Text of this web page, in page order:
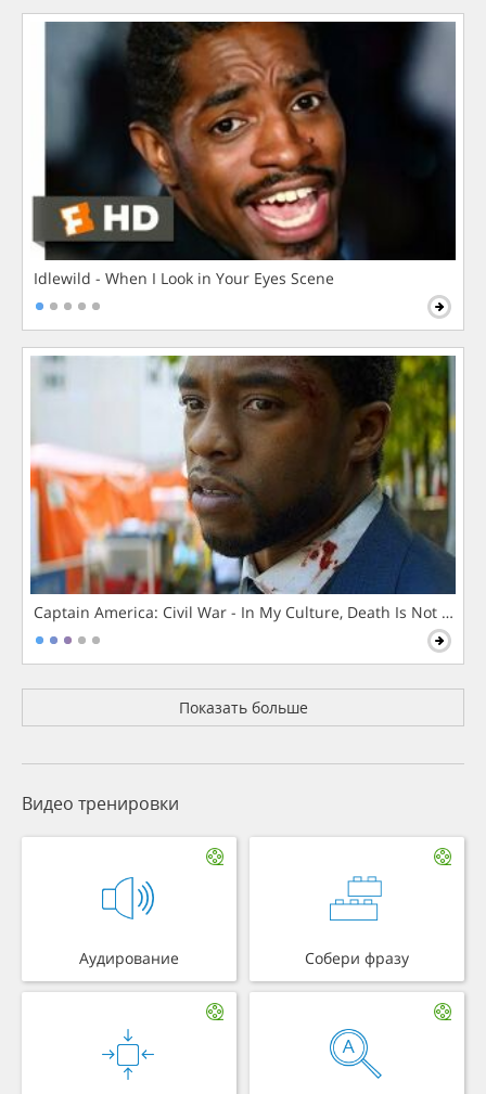
Idlewild - When I Look in Your Eyes Scene
Captain America: Civil War - In My Culture, Death Is Not The
Показать больше
Видео тренировки
Аудирование Собери фразу